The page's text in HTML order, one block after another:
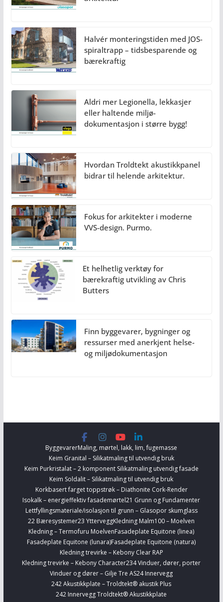
Halvér monteringstiden med JOS-
spiraltrapp – tidsbesparende og
bærekraftig
Aldri mer Legionella, lekkasjer
eller haltende miljø-
dokumentasjon i større bygg!
Hvordan Troldtekt akustikkpanel
bidrar til helende arkitektur.
Fokus for arkitekter i moderne
VVS-design. Purmo.
Et helhetlig verktøy for
bærekraftig utvikling av Chris
Butters
Finn byggevarer, bygninger og
ressurser med anerkjent helse-
og miljødokumentasjon
ByggevarerMaling, mørtel, lakk, lim, fugemasse
Keim Granital – Silikatmaling til utvendig bruk
Keim Purkristalat – 2 komponent Silikatmaling utvendig fasade
Keim Soldalit – Silikatmaling til utvendig bruk
Korkbasert farget toppstrøk – Diathonite Cork-Render
Isokalk – energieffektiv fasademørtel21 Grunn og Fundamenter
Lettfyllingsmateriale/isolasjon til grunn – Glasopor skumglass
22 Bæresystemer23 YtterveggKledning Malm100 – Moelven
Kledning – Termofuru MoelvenFasadeplate Equitone (linea)
Fasadeplate Equitone (lunara)Fasadeplate Equitone (natura)
Kledning trevirke – Kebony Clear RAP
Kledning trevirke – Kebony Character234 Vinduer, dører, porter
Vinduer og dører – Gilje Tre AS24 Innervegg
242 Akustikkplate – Troldtekt® akustik Plus
242 Innervegg Troldtekt® Akustikkplate